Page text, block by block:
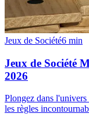
Jeux de Société6 min
Jeux de Société
2026
Plongez dans
les règles